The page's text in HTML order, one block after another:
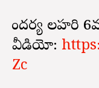
సౌందర్య లహరి
వీడియో:
Zc